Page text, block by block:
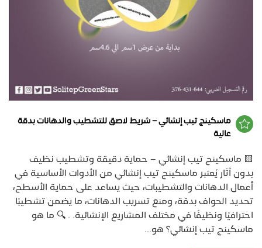
ماسكينج تيب إنشائي – شريط لاصق للتشطيب والدهانات بدقة
عالية
🟨 ماسكينج تيب إنشائي – حماية دقيقة وتشطيب نظيف
بدون آثار يُعتبر ماسكينج تيب إنشائي من الأدوات الأساسية في
أعمال الدهانات والتشطيبات، حيث يساعد على حماية الأسطح،
تحديد الحواف بدقة، ومنع تسريب الدهانات، ما يضمن تشطيبًا
احترافيًا ونظيفًا في مختلف المشاريع الإنشائية. . 🔍 ما هو
ماسكينج تيب إنشائي؟ هو...